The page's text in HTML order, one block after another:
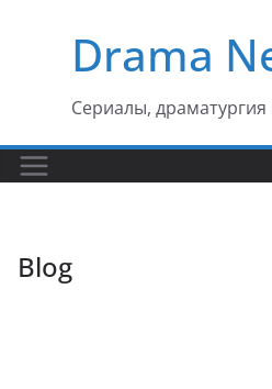
содержимомуDrama
Сериалы, драматургия
Blog